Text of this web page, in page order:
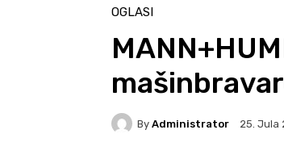
OGLASI
By Administrator 25. Jula